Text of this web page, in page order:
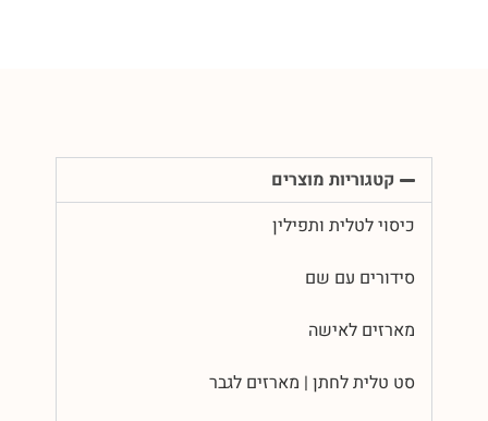
קטגוריות מוצרים
כיסוי לטלית ותפילין
סידורים עם שם
מארזים לאישה
סט טלית לחתן | מארזים לגבר